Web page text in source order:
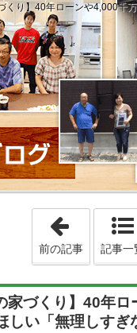
り】40年ローンや4,000千万
「
前の記事 記事一
づくり】40年ロ
しい「無理しす